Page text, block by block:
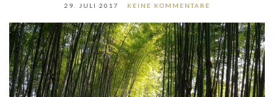
29. JULI 2017 KEINE KOMMENTARE